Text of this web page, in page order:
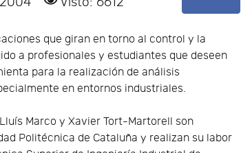
que giran en torno al control y la
a profesionales y estudiantes que deseen
para la realización de análisis
en entornos industriales.
Marco y Xavier Tort-Martorell son
Politécnica de Cataluña y realizan su labor